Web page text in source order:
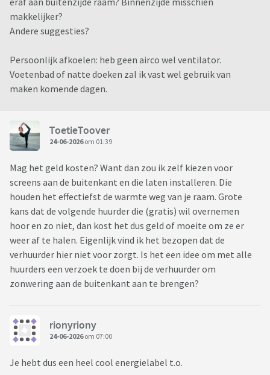
makkelijker?
Andere suggesties?
Persoonlijk afkoelen: heb geen airco wel ventilator.
Voetenbad of natte doeken zal ik vast wel gebruik van
maken komende dagen.
ToetieToover
24-06-2026om 01:39
Mag het geld kosten? Want dan zou ik zelf kiezen voor
screens aan de buitenkant en die laten installeren. Die
houden het effectiefst de warmte weg van je raam. Grote
kans dat de volgende huurder die (gratis) wil overnemen
hoor en zo niet, dan kost het dus geld of moeite om ze er
weer af te halen. Eigenlijk vind ik het bezopen dat de
verhuurder hier niet voor zorgt. Is het een idee om met alle
huurders een verzoek te doen bij de verhuurder om
zonwering aan de buitenkant aan te brengen?
rionyriony
24-06-2026om 07:00
Je hebt dus een heel cool energielabel t.o.